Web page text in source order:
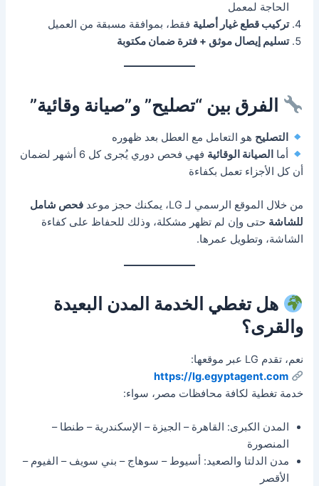
الحاجة لمعمل
تركيب قطع غيار أصلية فقط، بموافقة مسبقة من العميل
تسليم إيصال موثق + فترة ضمان مكتوبة
الفرق بين “تصليح” و”صيانة وقائية”
التصليح هو التعامل مع العطل بعد ظهوره
أما الصيانة الوقائية
فهي فحص دوري يُجرى كل 6 أشهر لضمان
أن كل الأجزاء تعمل بكفاءة
من خلال الموقع الرسمي لـ LG، يمكنك حجز موعد
فحص شامل
للشاشة حتى وإن لم تظهر مشكلة، وذلك للحفاظ على كفاءة
الشاشة، وتطويل عمرها.
هل تغطي الخدمة المدن البعيدة
والقرى؟
نعم، تقدم LG عبر موقعها:
https://lg.egyptagent.com
خدمة تغطية لكافة محافظات مصر، سواء:
المدن الكبرى: القاهرة – الجيزة – الإسكندرية – طنطا –
المنصورة
مدن الدلتا والصعيد: أسيوط – سوهاج – بني سويف – الفيوم –
الأقصر